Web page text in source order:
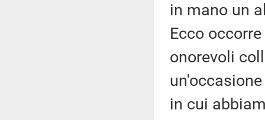
in mano un
Ecco
onorevoli
in cui